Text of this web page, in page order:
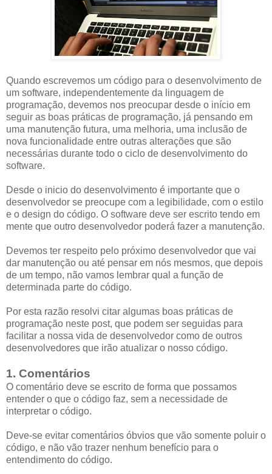
Quando escrevemos um código para o desenvolvimento de
um software, independentemente da linguagem de
programação, devemos nos preocupar desde o início em
seguir as boas práticas de programação, já pensando em
uma manutenção futura, uma melhoria, uma inclusão de
nova funcionalidade entre outras alterações que são
necessárias durante todo o ciclo de desenvolvimento do
software.
Desde o inicio do desenvolvimento é importante que o
desenvolvedor se preocupe com a legibilidade, com o estilo
e o design do código. O software deve ser escrito tendo em
mente que outro desenvolvedor poderá fazer a manutenção.
Devemos ter respeito pelo próximo desenvolvedor que vai
dar manutenção ou até pensar em nós mesmos, que depois
de um tempo, não vamos lembrar qual a função de
determinada parte do código.
Por esta razão resolvi citar algumas boas práticas de
programação neste post, que podem ser seguidas para
facilitar a nossa vida de desenvolvedor como de outros
desenvolvedores que irão atualizar o nosso código.
1. Comentários
O comentário deve se escrito de forma que possamos
entender o que o código faz, sem a necessidade de
interpretar o código.
Deve-se evitar comentários óbvios que vão somente poluir o
código, e não vão trazer nenhum benefício para o
entendimento do código.